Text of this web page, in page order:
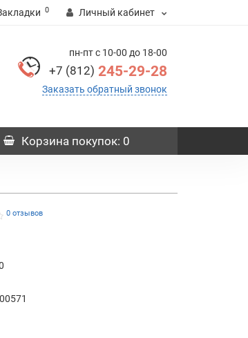
0 Личный кабинет
пн-пт с 10-00 до 18-00
+7 (812) 245-29-28
Заказать обратный звонок
Корзина покупок: 0
0 отзывов